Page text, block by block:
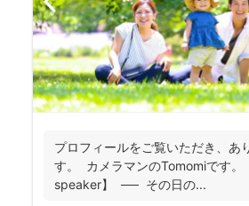
プロフィールをご覧いただき、あ
す。 カメラマンのTomomiです。 【English
speaker】 ── その日の...